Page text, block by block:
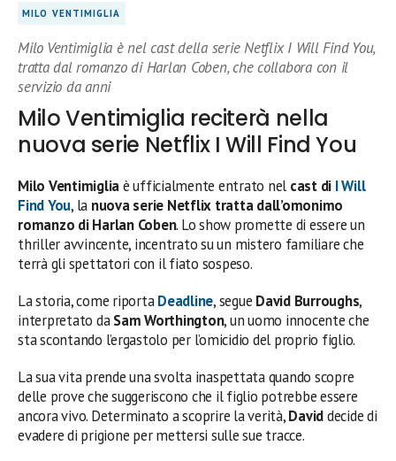
MILO VENTIMIGLIA
Milo Ventimiglia è nel cast della serie Netflix I Will Find You,
tratta dal romanzo di Harlan Coben, che collabora con il
servizio da anni
Milo Ventimiglia reciterà nella
nuova serie Netflix I Will Find You
Milo Ventimigliaè ufficialmente entrato nel cast di I Will
Find You, la nuova serie Netflix tratta dall’omonimo
romanzo di Harlan Coben. Lo show promette di essere un
thriller avvincente, incentrato su un mistero familiare che
terrà gli spettatori con il fiato sospeso.
La storia, come riportaDeadline, segue David Burroughs,
interpretato daSam Worthington, un uomo innocente che
sta scontando l’ergastolo per l’omicidio del proprio figlio.
La sua vita prende una svolta inaspettata quando scopre
delle prove che suggeriscono che il figlio potrebbe essere
ancora vivo. Determinato a scoprire la verità,Daviddecide di
evadere di prigione per mettersi sulle sue tracce.